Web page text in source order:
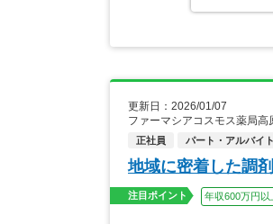
更新日：2026/01/07
ファーマシアコスモス薬局
正社員 パート・アルバイト
地域に密着した調
注目ポイント 年収600万円以